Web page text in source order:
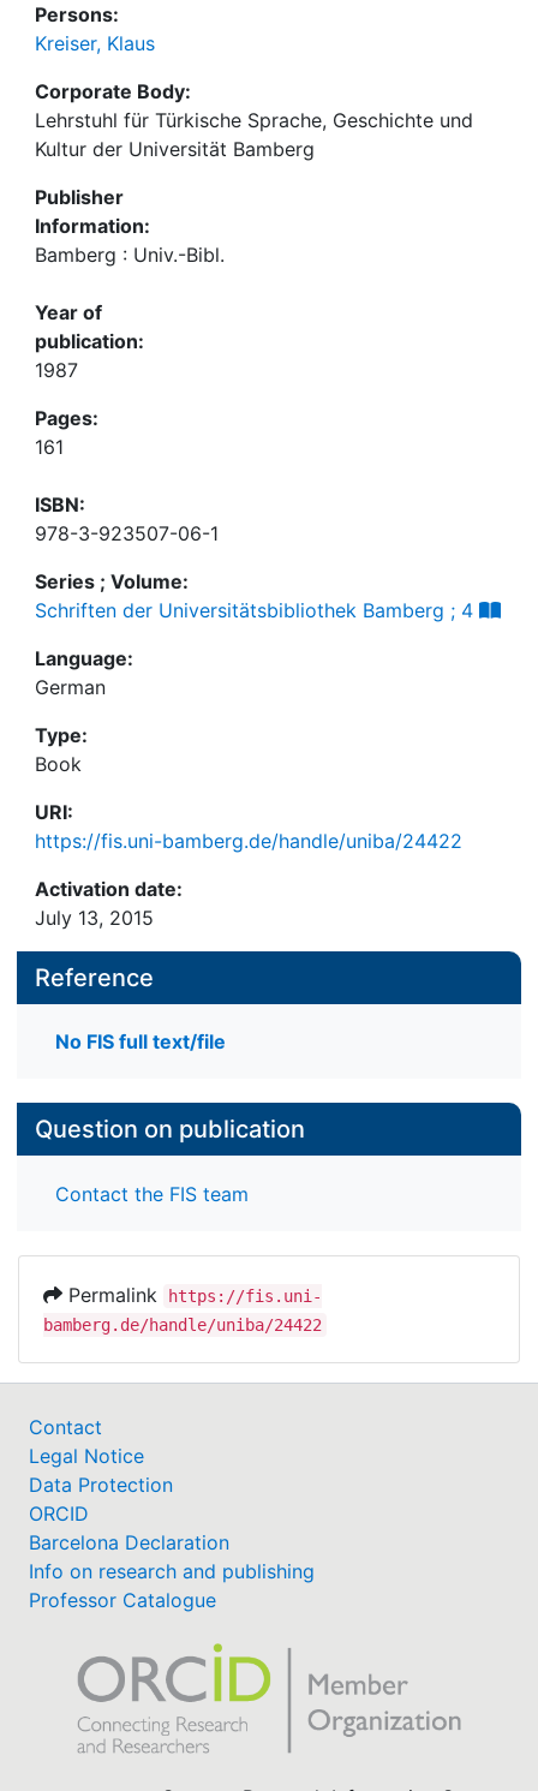
Persons:
Kreiser, Klaus
Corporate Body:
Lehrstuhl für Türkische Sprache, Geschichte und
Kultur der Universität Bamberg
Publisher
Information:
Bamberg : Univ.-Bibl.
Year of
publication:
1987
Pages:
161
ISBN:
978-3-923507-06-1
Series ; Volume:
Schriften der Universitätsbibliothek Bamberg ; 4
Language:
German
Type:
Book
URI:
https://fis.uni-bamberg.de/handle/uniba/24422
Activation date:
July 13, 2015
Reference
No FIS full text/file
Question on publication
Contact the FIS team
Permalink
https://fis.uni-
bamberg.de/handle/uniba/24422
Contact
Legal Notice
Data Protection
ORCID
Barcelona Declaration
Info on research and publishing
Professor Catalogue